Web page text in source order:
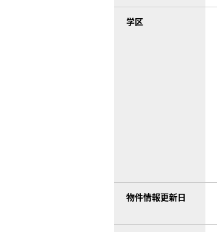
学区
物件情報更新日